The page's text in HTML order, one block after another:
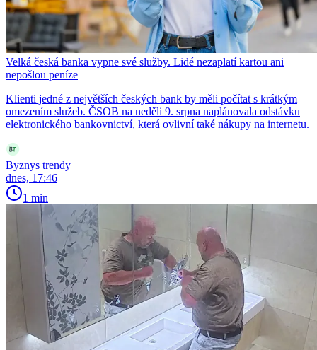
Velká česká banka vypne své služby. Lidé nezaplatí kartou ani
nepošlou peníze
Klienti jedné z největších českých bank by měli počítat s krátkým
omezením služeb. ČSOB na neděli 9. srpna naplánovala odstávku
elektronického bankovnictví, která ovlivní také nákupy na internetu.
Byznys trendy
dnes, 17:46
1 min